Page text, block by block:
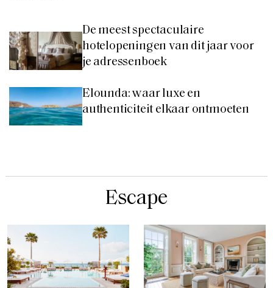
De meest spectaculaire
hotelopeningen van dit jaar voor
je adressenboek
Elounda: waar luxe en
authenticiteit elkaar ontmoeten
Escape